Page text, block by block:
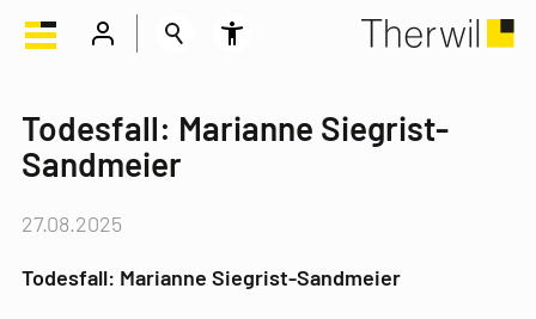
Todesfall: Marianne Siegrist-
Sandmeier
27.08.2025
Todesfall: Marianne Siegrist-Sandmeier